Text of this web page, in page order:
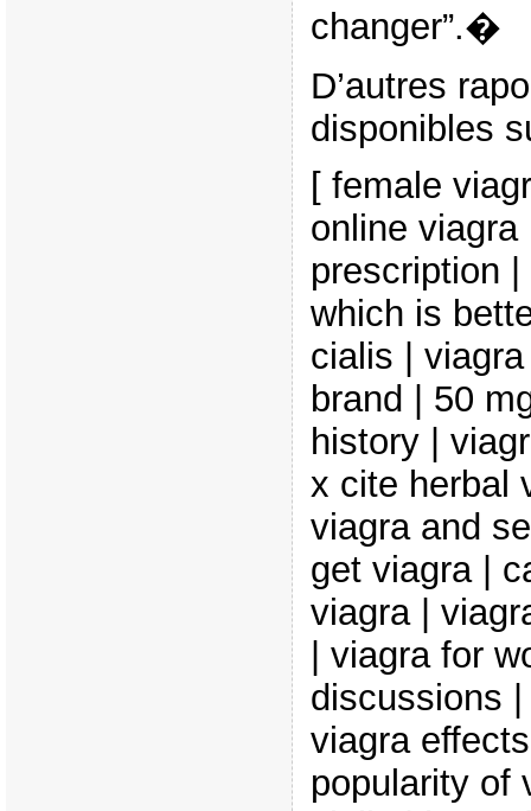
changer”.�
D’autres
disponibles
[ female
online
prescription
which is
cialis |
brand | 50
history |
x cite herbal
viagra and
get viagra |
viagra |
| viagra for
discussions
viagra
popularity of